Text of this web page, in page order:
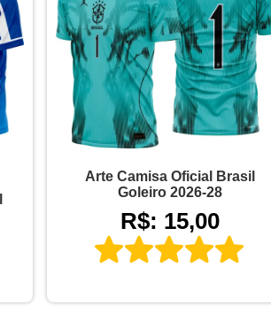
Arte Camisa Oficial Brasil
Goleiro 2026-28
R$: 15,00